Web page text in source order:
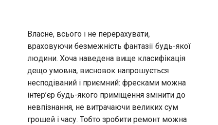
Власне, всього і не перерахувати,
враховуючи безмежність фантазії будь-якої
людини. Хоча наведена вище класифікація
дещо умовна, висновок напрошується
несподіваний і приємний: фресками можна
інтер’єр будь-якого приміщення змінити до
невпізнання, не витрачаючи великих сум
грошей і часу. Тобто зробити ремонт можна